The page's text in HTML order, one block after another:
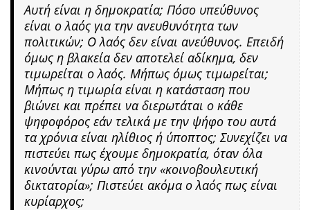
Αυτή είναι η δημοκρατία; Πόσο υπεύθυνος
είναι ο λαός για την ανευθυνότητα των
πολιτικών; Ο λαός δεν είναι ανεύθυνος. Επειδή
όμως η βλακεία δεν αποτελεί αδίκημα, δεν
τιμωρείται ο λαός. Μήπως όμως τιμωρείται;
Μήπως η τιμωρία είναι η κατάσταση που
βιώνει και πρέπει να διερωτάται ο κάθε
ψηφοφόρος εάν τελικά με την ψήφο του αυτά
τα χρόνια είναι ηλίθιος ή ύποπτος; Συνεχίζει να
πιστεύει πως έχουμε δημοκρατία, όταν όλα
κινούνται γύρω από την «κοινοβουλευτική
δικτατορία»; Πιστεύει ακόμα ο λαός πως είναι
κυρίαρχος;